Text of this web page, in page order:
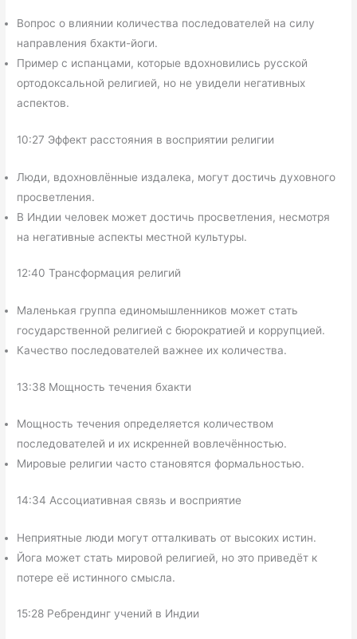
Вопрос о влиянии количества последователей на силу
направления бхакти-йоги.
Пример с испанцами, которые вдохновились русской
ортодоксальной религией, но не увидели негативных
аспектов.
10:27 Эффект расстояния в восприятии религии
Люди, вдохновлённые издалека, могут достичь духовного
просветления.
В Индии человек может достичь просветления, несмотря
на негативные аспекты местной культуры.
12:40 Трансформация религий
Маленькая группа единомышленников может стать
государственной религией с бюрократией и коррупцией.
Качество последователей важнее их количества.
13:38 Мощность течения бхакти
Мощность течения определяется количеством
последователей и их искренней вовлечённостью.
Мировые религии часто становятся формальностью.
14:34 Ассоциативная связь и восприятие
Неприятные люди могут отталкивать от высоких истин.
Йога может стать мировой религией, но это приведёт к
потере её истинного смысла.
15:28 Ребрендинг учений в Индии